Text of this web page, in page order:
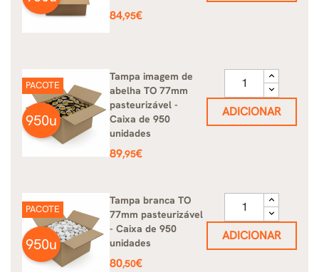
Preço
84,95€
Tampa imagem de
abelha TO 77mm
pasteurizável -
Caixa de 950
unidades
Preço
89,95€
PACOTE
950u ADICIONAR
Tampa branca TO
77mm pasteurizável
- Caixa de 950
unidades
Preço
80,50€
PACOTE
950u ADICIONAR